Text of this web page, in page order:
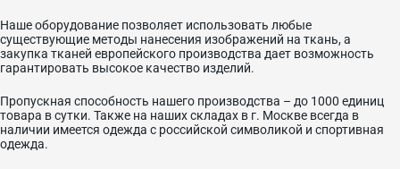
Наше оборудование позволяет использовать любые
существующие методы нанесения изображений на ткань, а
закупка тканей европейского производства дает возможность
гарантировать высокое качество изделий.
Пропускная способность нашего производства – до 1000 единиц
товара в сутки. Также на наших складах в г. Москве всегда в
наличии имеется одежда с российской символикой и спортивная
одежда.